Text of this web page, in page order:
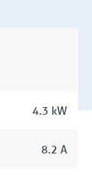
4.3 kW
8.2 A